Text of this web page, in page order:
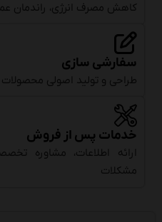
کاهش مصرف انرژی، راندمان
سفارشی سازی
طراحی و تولید اصولی محصولات
خدمات پس از فروش
ارائه اطلاعات، مشاوره
مشکلات